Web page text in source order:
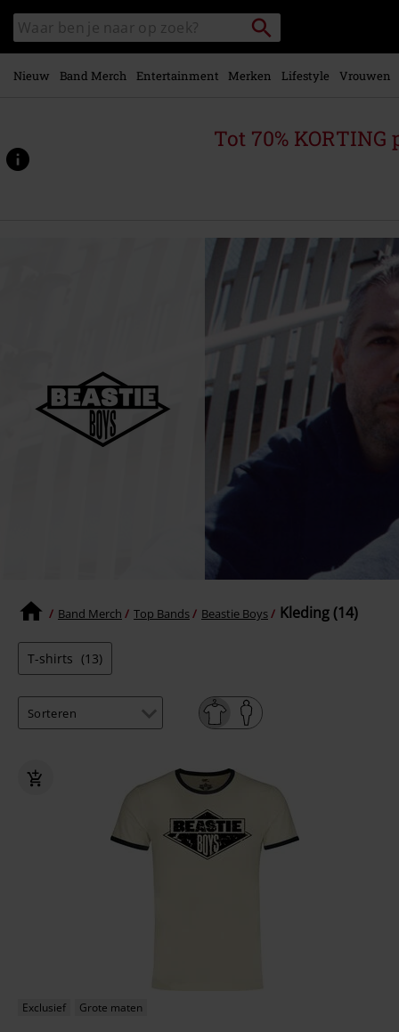
naar
hoofdinhoud
Zoek
in
catalogus
Packstation
zoeken
Nieuw Band Merch Entertainment Merken Lifestyle Vrouwen
Tot 70% KORTING
Band Merch Top Bands Beastie Boys Kleding (14)
T-shirts (13)
Exclusief Grote maten